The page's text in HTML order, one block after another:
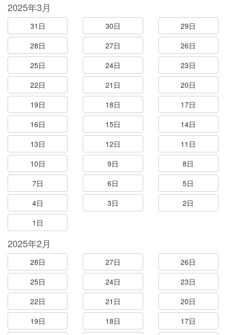
2025年3月
31日 30日
29日
28日
27日
26日
25日
24日
23日
22日
21日
20日
19日
18日
17日
16日
15日
14日
13日
12日
11日
10日
9日
8日
7日
6日
5日
4日
3日
2日
1日
2025年2月
28日 27日
26日
25日
24日
23日
22日
21日
20日
19日
18日
17日